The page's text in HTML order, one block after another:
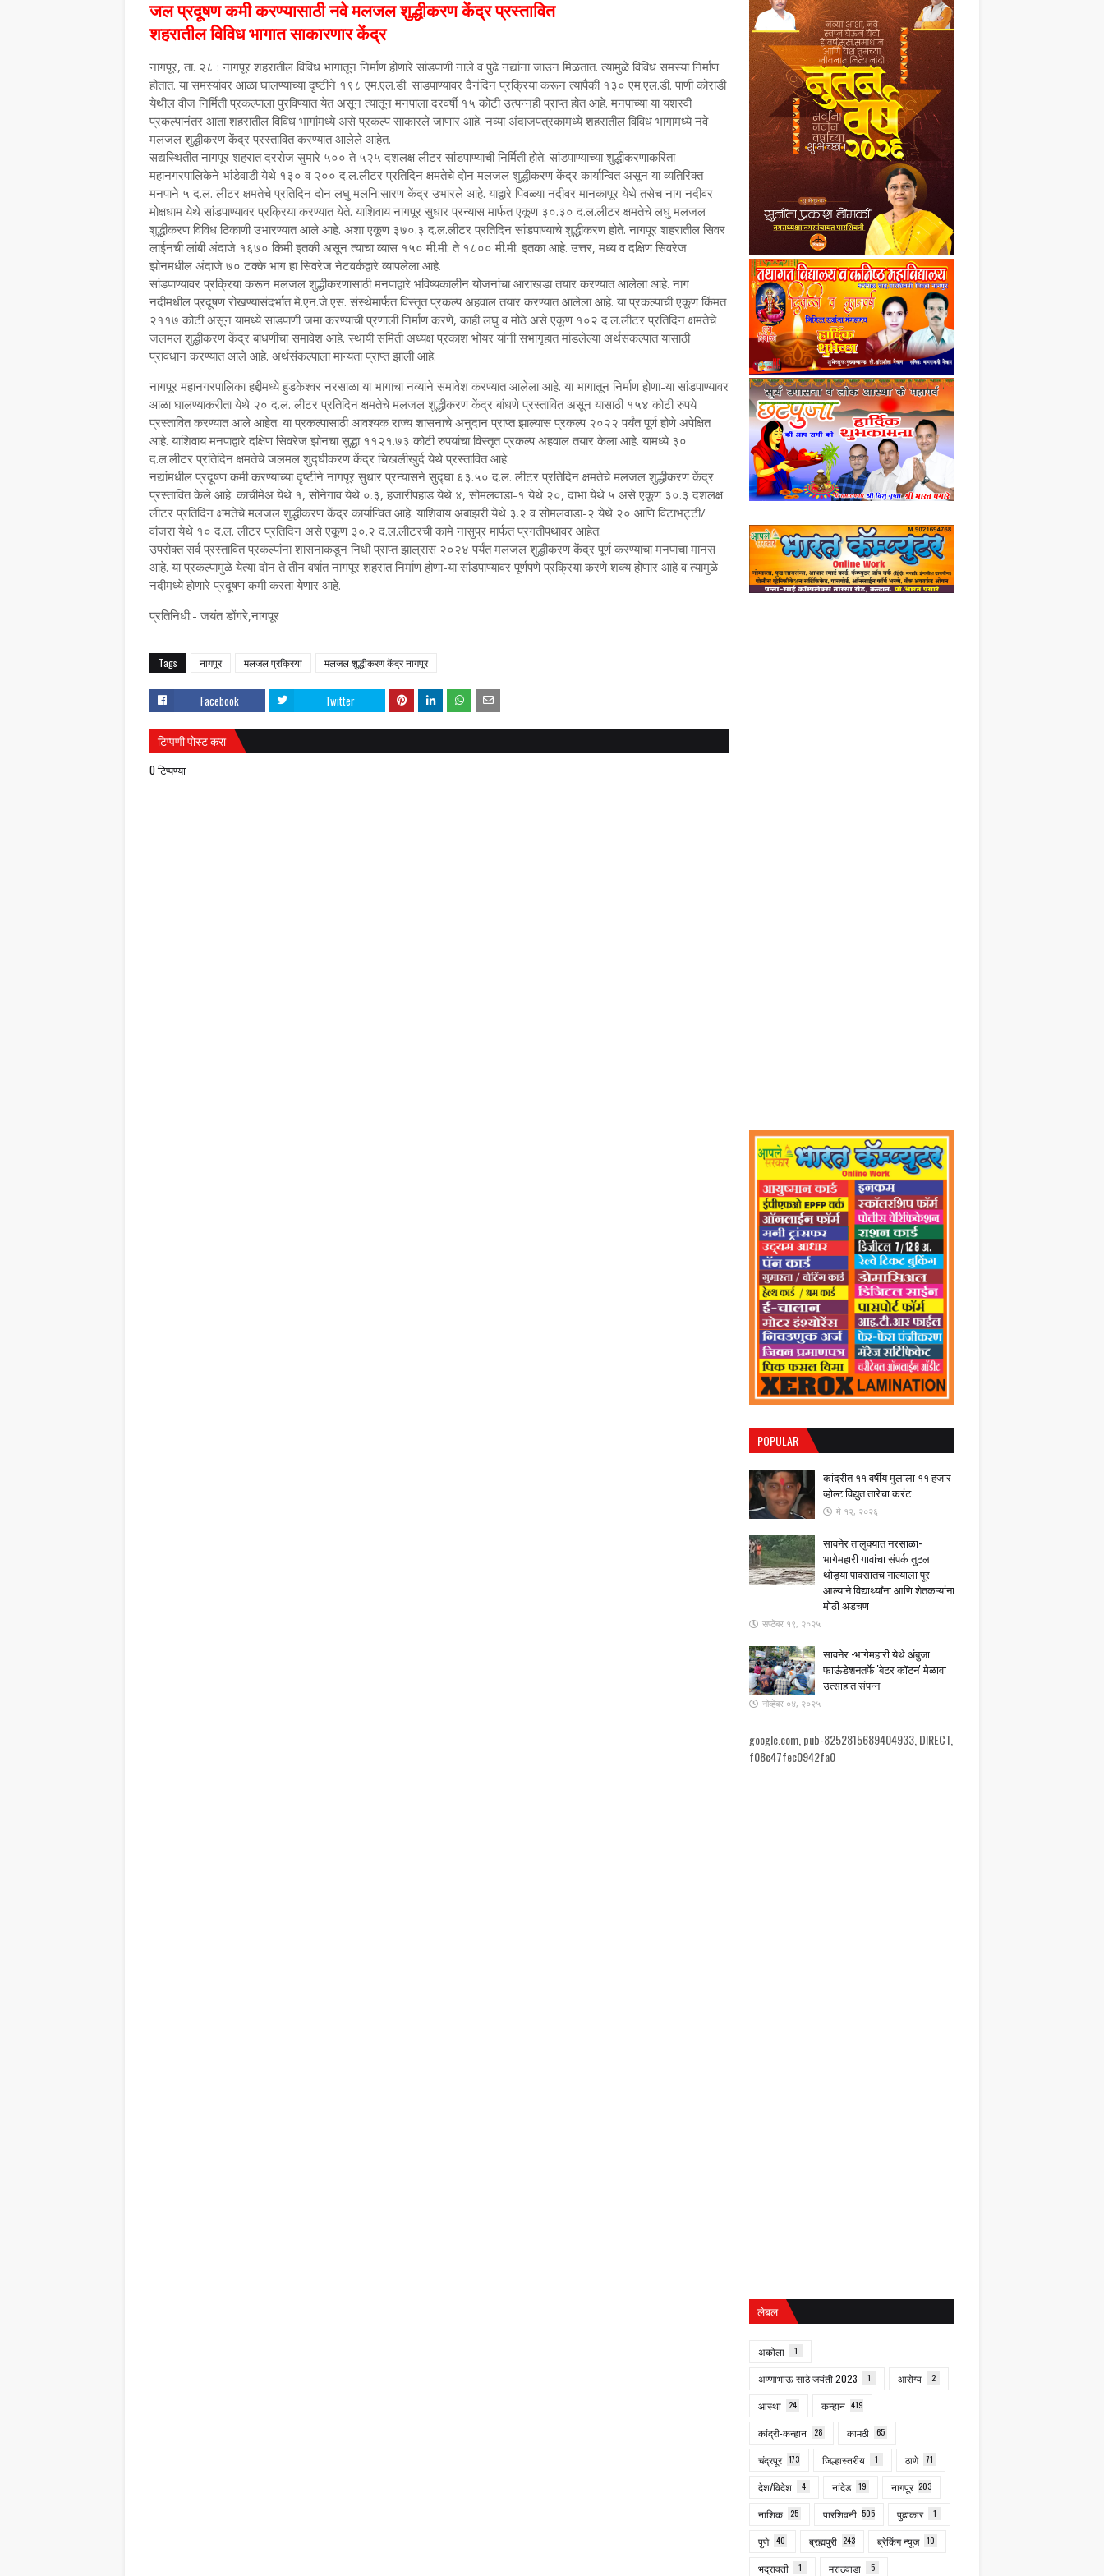
जल प्रदूषण कमी करण्यासाठी नवे मलजल शुद्धीकरण केंद्र प्रस्तावित
शहरातील विविध भागात साकारणार केंद्र
नागपूर, ता. २८ : नागपूर शहरातील विविध भागातून निर्माण होणारे सांडपाणी नाले व पुढे नद्यांना जाउन मिळतात. त्यामुळे विविध समस्या निर्माण
होतात. या समस्यांवर आळा घालण्याच्या दृष्टीने १९८ एम.एल.डी. सांडपाण्यावर दैनंदिन प्रक्रिया करून त्यापैकी १३० एम.एल.डी. पाणी कोराडी
येथील वीज निर्मिती प्रकल्पाला पुरविण्यात येत असून त्यातून मनपाला दरवर्षी १५ कोटी उत्पन्नही प्राप्त होत आहे. मनपाच्या या यशस्वी
प्रकल्पानंतर आता शहरातील विविध भागांमध्ये असे प्रकल्प साकारले जाणार आहे. नव्या अंदाजपत्रकामध्ये शहरातील विविध भागामध्ये नवे
मलजल शुद्धीकरण केंद्र प्रस्तावित करण्यात आलेले आहेत.
सद्यस्थितीत नागपूर शहरात दररोज सुमारे ५०० ते ५२५ दशलक्ष लीटर सांडपाण्याची निर्मिती होते. सांडपाण्याच्या शुद्धीकरणाकरिता
महानगरपालिकेने भांडेवाडी येथे १३० व २०० द.ल.लीटर प्रतिदिन क्षमतेचे दोन मलजल शुद्धीकरण केंद्र कार्यान्वित असून या व्यतिरिक्त
मनपाने ५ द.ल. लीटर क्षमतेचे प्रतिदिन दोन लघु मलनि:सारण केंद्र उभारले आहे. याद्वारे पिवळ्या नदीवर मानकापूर येथे तसेच नाग नदीवर
मोक्षधाम येथे सांडपाण्यावर प्रक्रिया करण्यात येते. याशिवाय नागपूर सुधार प्रन्यास मार्फत एकूण ३०.३० द.ल.लीटर क्षमतेचे लघु मलजल
शुद्धीकरण विविध ठिकाणी उभारण्यात आले आहे. अशा एकूण ३७०.३ द.ल.लीटर प्रतिदिन सांडपाण्याचे शुद्धीकरण होते. नागपूर शहरातील सिवर
लाईनची लांबी अंदाजे १६७० किमी इतकी असून त्याचा व्यास १५० मी.मी. ते १८०० मी.मी. इतका आहे. उत्तर, मध्य व दक्षिण सिवरेज
झोनमधील अंदाजे ७० टक्के भाग हा सिवरेज नेटवर्कद्वारे व्यापलेला आहे.
सांडपाण्यावर प्रक्रिया करून मलजल शुद्धीकरणासाठी मनपाद्वारे भविष्यकालीन योजनांचा आराखडा तयार करण्यात आलेला आहे. नाग
नदीमधील प्रदूषण रोखण्यासंदर्भात मे.एन.जे.एस. संस्थेमार्फत विस्तृत प्रकल्प अहवाल तयार करण्यात आलेला आहे. या प्रकल्पाची एकूण किंमत
२११७ कोटी असून यामध्ये सांडपाणी जमा करण्याची प्रणाली निर्माण करणे, काही लघु व मोठे असे एकूण १०२ द.ल.लीटर प्रतिदिन क्षमतेचे
जलमल शुद्धीकरण केंद्र बांधणीचा समावेश आहे. स्थायी समिती अध्यक्ष प्रकाश भोयर यांनी सभागृहात मांडलेल्या अर्थसंकल्पात यासाठी
प्रावधान करण्यात आले आहे. अर्थसंकल्पाला मान्यता प्राप्त झाली आहे.
नागपूर महानगरपालिका हद्दीमध्ये हुडकेश्वर नरसाळा या भागाचा नव्याने समावेश करण्यात आलेला आहे. या भागातून निर्माण होणा-या सांडपाण्यावर
आळा घालण्याकरीता येथे २० द.ल. लीटर प्रतिदिन क्षमतेचे मलजल शुद्धीकरण केंद्र बांधणे प्रस्तावित असून यासाठी १५४ कोटी रुपये
प्रस्तावित करण्यात आले आहेत. या प्रकल्पासाठी आवश्यक राज्य शासनाचे अनुदान प्राप्त झाल्यास प्रकल्प २०२२ पर्यंत पूर्ण होणे अपेक्षित
आहे. याशिवाय मनपाद्वारे दक्षिण सिवरेज झोनचा सुद्धा ११२१.७३ कोटी रुपयांचा विस्तृत प्रकल्प अहवाल तयार केला आहे. यामध्ये ३०
द.ल.लीटर प्रतिदिन क्षमतेचे जलमल शुद्घीकरण केंद्र चिखलीखुर्द येथे प्रस्तावित आहे.
नद्यांमधील प्रदूषण कमी करण्याच्या दृष्टीने नागपूर सुधार प्रन्यासने सुद्घा ६३.५० द.ल. लीटर प्रतिदिन क्षमतेचे मलजल शुद्धीकरण केंद्र
प्रस्तावित केले आहे. काचीमेअ येथे १, सोनेगाव येथे ०.३, हजारीपहाड येथे ४, सोमलवाडा-१ येथे २०, दाभा येथे ५ असे एकूण ३०.३ दशलक्ष
लीटर प्रतिदिन क्षमतेचे मलजल शुद्धीकरण केंद्र कार्यान्वित आहे. याशिवाय अंबाझरी येथे ३.२ व सोमलवाडा-२ येथे २० आणि विटाभट्टी/
वांजरा येथे १० द.ल. लीटर प्रतिदिन असे एकूण ३०.२ द.ल.लीटरची कामे नासुप्र मार्फत प्रगतीपथावर आहेत.
उपरोक्त सर्व प्रस्तावित प्रकल्पांना शासनाकडून निधी प्राप्त झाल्रास २०२४ पर्यंत मलजल शुद्धीकरण केंद्र पूर्ण करण्याचा मनपाचा मानस
आहे. या प्रकल्पामुळे येत्या दोन ते तीन वर्षात नागपूर शहरात निर्माण होणा-या सांडपाण्यावर पूर्णपणे प्रक्रिया करणे शक्य होणार आहे व त्यामुळे
नदीमध्ये होणारे प्रदूषण कमी करता येणार आहे.
प्रतिनिधी:- जयंत डोंगरे,नागपूर
Tags नागपूर मलजल प्रक्रिया मलजल शुद्धीकरण केंद्र नागपूर
Facebook Twitter
टिप्पणी पोस्ट करा
0 टिप्पण्या
POPULAR
कांद्रीत ११ वर्षीय मुलाला ११ हजार
व्होल्ट विद्युत तारेचा करंट
मे १२, २०२६
सावनेर तालुक्यात नरसाळा-
भागेमहारी गावांचा संपर्क तुटला ​
थोड्या पावसातच नाल्याला पूर
आल्याने विद्यार्थ्यांना आणि शेतकऱ्यांना
मोठी अडचण
सप्टेंबर १९, २०२५
सावनेर -भागेमहारी येथे अंबुजा
फाऊंडेशनतर्फे 'बेटर कॉटन' मेळावा
उत्साहात संपन्न
नोव्हेंबर ०४, २०२५
google.com, pub-8252815689404933, DIRECT,
f08c47fec0942fa0
लेबल
अकोला 1
अण्णाभाऊ साठे जयंती 2023 1 आरोग्य 2
आस्था 24 कन्हान 419
कांद्री-कन्हान 28 कामठी 65
चंद्रपूर 173 जिल्हास्तरीय 1 ठाणे 71
देश/विदेश 4 नांदेड 19 नागपूर 203
नाशिक 25 पारशिवनी 505 पुढाकार 1
पुणे 40 ब्रह्मपुरी 243 ब्रेकिंग न्यूज 10
भद्रावती 1 मराठवाडा 5